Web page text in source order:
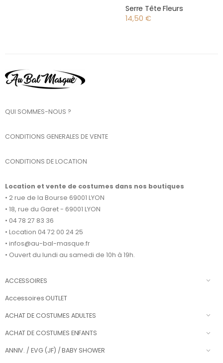
Serre Tête Fleurs
14,50 €
QUI SOMMES-NOUS ?
CONDITIONS GENERALES DE VENTE
CONDITIONS DE LOCATION
Location et vente de costumes dans nos boutiques
• 2 rue de la Bourse 69001 LYON
• 18, rue du Garet - 69001 LYON
• 04 78 27 83 36
• Location 04 72 00 24 25
• infos@au-bal-masque.fr
• Ouvert du lundi au samedi de 10h à 19h.
ACCESSOIRES
Accessoires OUTLET
ACHAT DE COSTUMES ADULTES
ACHAT DE COSTUMES ENFANTS
ANNIV. / EVG (JF) / BABY SHOWER